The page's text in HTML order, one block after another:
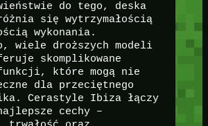
do tego, deska
się wytrzymałością
wykonania.
wiele droższych modeli
skomplikowane
które mogą nie
dla przeciętnego
Cerastyle Ibiza łączy
cechy –